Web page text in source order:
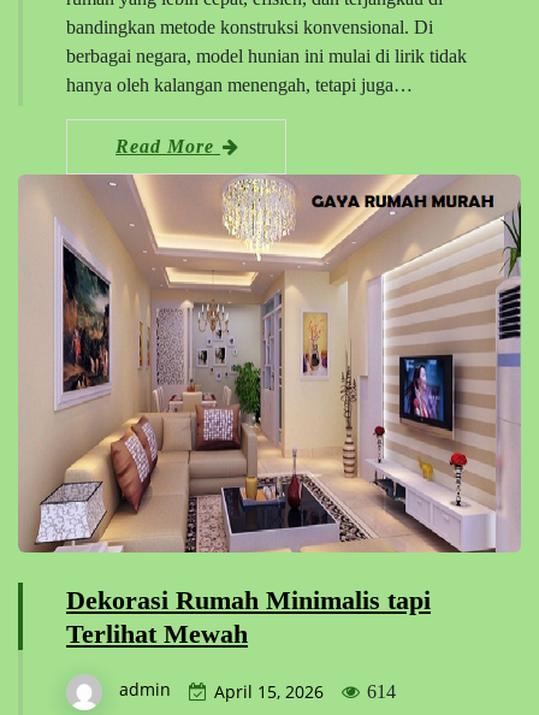
bandingkan metode konstruksi konvensional. Di
berbagai negara, model hunian ini mulai di lirik tidak
hanya oleh kalangan menengah, tetapi juga…
Read More
Dekorasi Rumah Minimalis tapi
Terlihat Mewah
admin April 15, 2026 614